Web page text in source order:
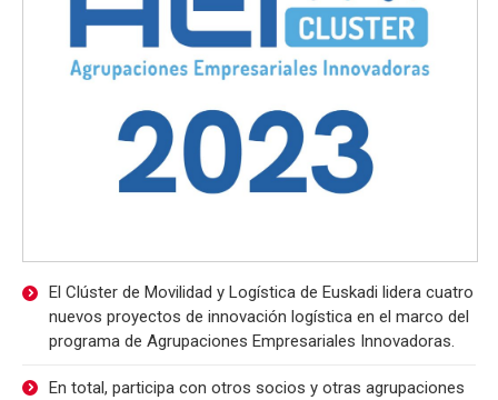
El Clúster de Movilidad y Logística de Euskadi lidera cuatro
nuevos proyectos de innovación logística en el marco del
programa de Agrupaciones Empresariales Innovadoras.
En total, participa con otros socios y otras agrupaciones